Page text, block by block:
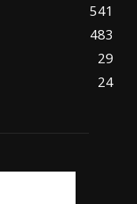
541
483
29
24